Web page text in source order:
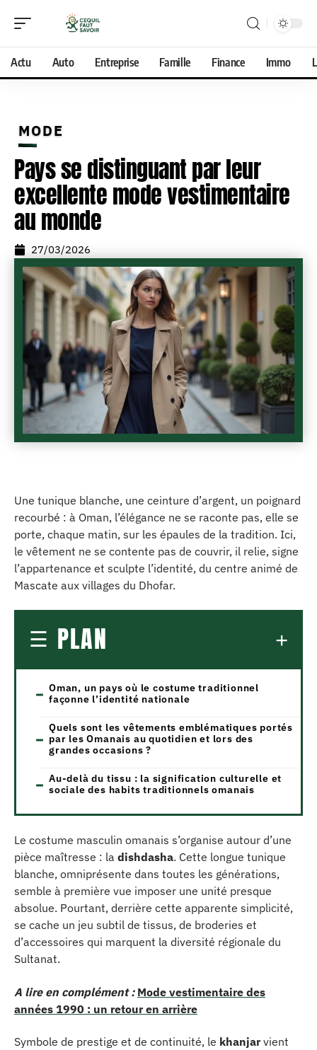
Actu Auto Entreprise Famille Finance Immo
MODE
Pays se distinguant par leur
excellente mode vestimentaire
au monde
27/03/2026
Une tunique blanche, une ceinture d’argent, un poignard
recourbé : à Oman, l’élégance ne se raconte pas, elle se
porte, chaque matin, sur les épaules de la tradition. Ici,
le vêtement ne se contente pas de couvrir, il relie, signe
l’appartenance et sculpte l’identité, du centre animé de
Mascate aux villages du Dhofar.
PLAN
Oman, un pays où le costume traditionnel
façonne l’identité nationale
Quels sont les vêtements emblématiques portés
par les Omanais au quotidien et lors des
grandes occasions ?
Au-delà du tissu : la signification culturelle et
sociale des habits traditionnels omanais
Le costume masculin omanais s’organise autour d’une
pièce maîtresse : la dishdasha. Cette longue tunique
blanche, omniprésente dans toutes les générations,
semble à première vue imposer une unité presque
absolue. Pourtant, derrière cette apparente simplicité,
se cache un jeu subtil de tissus, de broderies et
d’accessoires qui marquent la diversité régionale du
Sultanat.
A lire en complément : Mode vestimentaire des
années 1990 : un retour en arrière
Symbole de prestige et de continuité, le khanjarvient